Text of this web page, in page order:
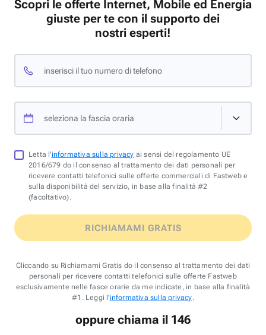
Scopri le offerte Internet, Mobile ed Energia
giuste per te con il supporto dei
nostri esperti!
inserisci il tuo numero di telefono
seleziona la fascia oraria
Letta l'informativa sulla privacy ai sensi del regolamento UE
2016/679 do il consenso al trattamento dei dati personali per
ricevere contatti telefonici sulle offerte commerciali di Fastweb e
sulla disponibilità del servizio, in base alla finalità #2
(facoltativo).
RICHIAMAMI GRATIS
Cliccando su Richiamami Gratis do il consenso al trattamento dei dati
personali per ricevere contatti telefonici sulle offerte Fastweb
esclusivamente nelle fasce orarie da me indicate, in base alla finalità
#1. Leggi l'informativa sulla privacy.
oppure chiama il 146